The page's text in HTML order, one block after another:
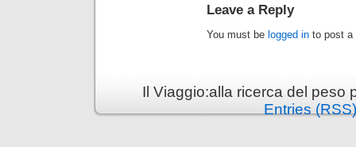
Leave a Reply
You must be logged in to post a
Il Viaggio:alla ricerca del
Entries (RSS)